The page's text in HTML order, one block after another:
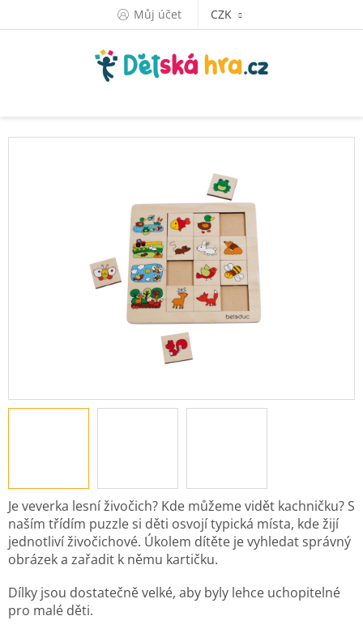
Můj účet CZK
Je veverka lesní živočich? Kde můžeme vidět kachničku? S
naším třídím puzzle si děti osvojí typická místa, kde žijí
jednotliví živočichové. Úkolem dítěte je vyhledat správný
obrázek a zařadit k němu kartičku.
Dílky jsou dostatečně velké, aby byly lehce uchopitelné
pro malé děti.